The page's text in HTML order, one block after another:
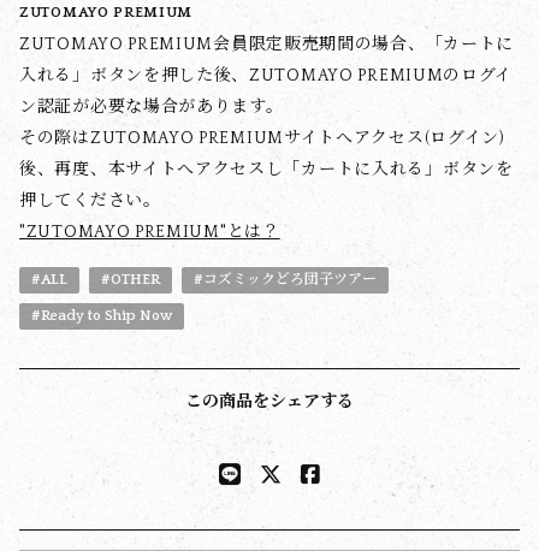
ZUTOMAYO PREMIUM
ZUTOMAYO PREMIUM会員限定販売期間の場合、「カートに
入れる」ボタンを押した後、ZUTOMAYO PREMIUMのログイ
ン認証が必要な場合があります。
その際はZUTOMAYO PREMIUMサイトへアクセス(ログイン)
後、再度、本サイトへアクセスし「カートに入れる」ボタンを
押してください。
"ZUTOMAYO PREMIUM"とは？
#ALL #OTHER #コズミックどろ団子ツアー
#Ready to Ship Now
この商品をシェアする